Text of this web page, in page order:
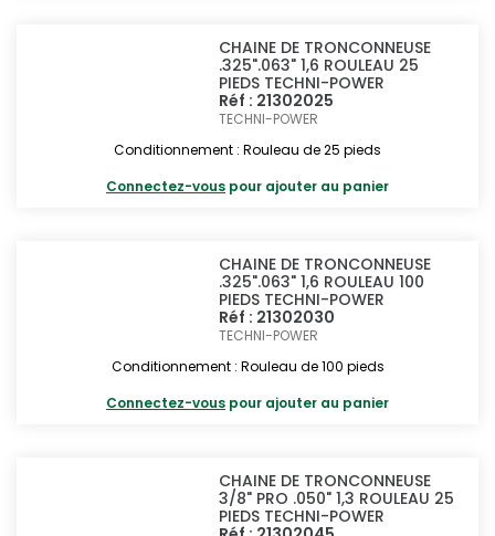
CHAINE DE TRONCONNEUSE
.325".063" 1,6 ROULEAU 25
PIEDS TECHNI-POWER
Réf : 21302025
TECHNI-POWER
Conditionnement : Rouleau de 25 pieds
Connectez-vous pour ajouter au panier
CHAINE DE TRONCONNEUSE
.325".063" 1,6 ROULEAU 100
PIEDS TECHNI-POWER
Réf : 21302030
TECHNI-POWER
Conditionnement : Rouleau de 100 pieds
Connectez-vous pour ajouter au panier
CHAINE DE TRONCONNEUSE
3/8" PRO .050" 1,3 ROULEAU 25
PIEDS TECHNI-POWER